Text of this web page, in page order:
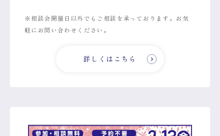
※相談会開催日以外でもご相談を承っております。お気
軽にお問い合わせください。
詳しくはこちら